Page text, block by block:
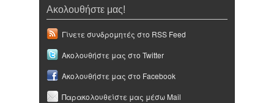
Ακολουθήστε μας!
Γίνετε συνδρομητές στο RSS Feed
Ακολουθήστε μας στο Twitter
Ακολουθήστε μας στο Facebook
Παρακολουθείστε μας μέσω Mail